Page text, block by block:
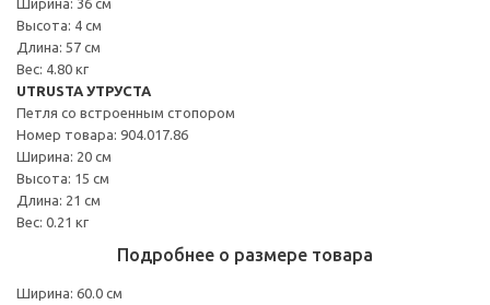
Высота: 4 см
Длина: 57 см
Вес: 4.80 кг
UTRUSTA УТРУСТА
Петля со встроенным стопором
Номер товара: 904.017.86
Ширина: 20 см
Высота: 15 см
Длина: 21 см
Вес: 0.21 кг
Подробнее о размере товара
Ширина: 60.0 см